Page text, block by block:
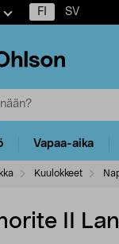
FI SV
Vapaa-aika
Kuulokkeet
II